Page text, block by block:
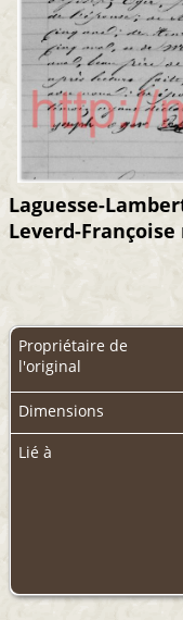
Laguesse-
Leverd-Françoise
Propriétaire de
l'original
Dimensions
Lié à